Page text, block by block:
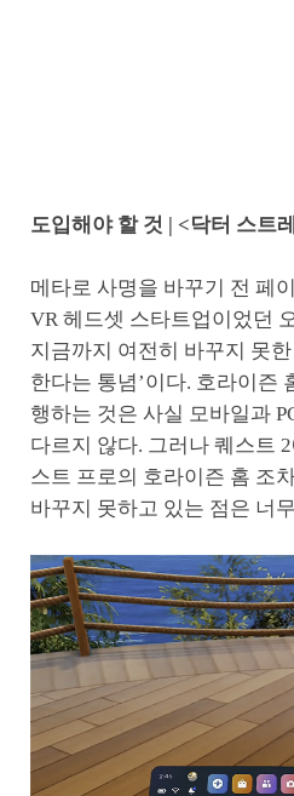
도입해야 할 것 | <닥터 스트
메타로 사명을 바꾸기 전 페
VR 헤드셋 스타트업이었던
지금까지 여전히 바꾸지 못
한다는 통념’이다. 호라이즌
행하는 것은 사실 모바일과
다르지 않다. 그러나 퀘스트
스트 프로의 호라이즌 홈 조
바꾸지 못하고 있는 점은 너